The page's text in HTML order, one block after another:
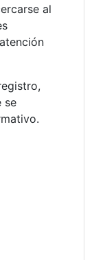
al
se